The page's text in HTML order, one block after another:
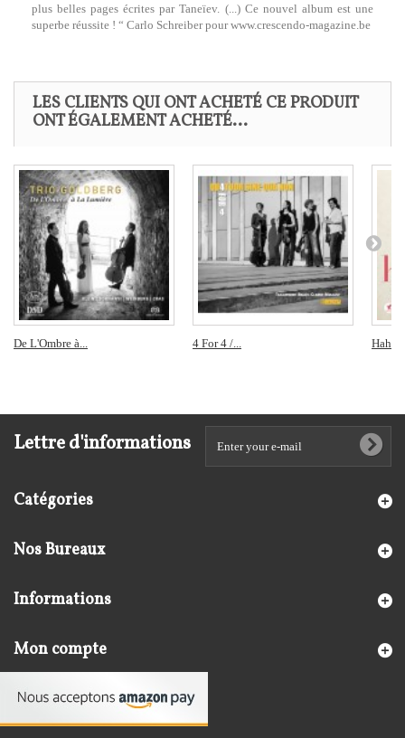
plus belles pages écrites par Taneïev. (...) Ce nouvel album est une
superbe réussite ! “ Carlo Schreiber pour www.crescendo-magazine.be
LES CLIENTS QUI ONT ACHETÉ CE PRODUIT
ONT ÉGALEMENT ACHETÉ...
De L'Ombre à... 4 For 4 /... Hahn
Lettre d'informations
Catégories
Nos Bureaux
Informations
Mon compte